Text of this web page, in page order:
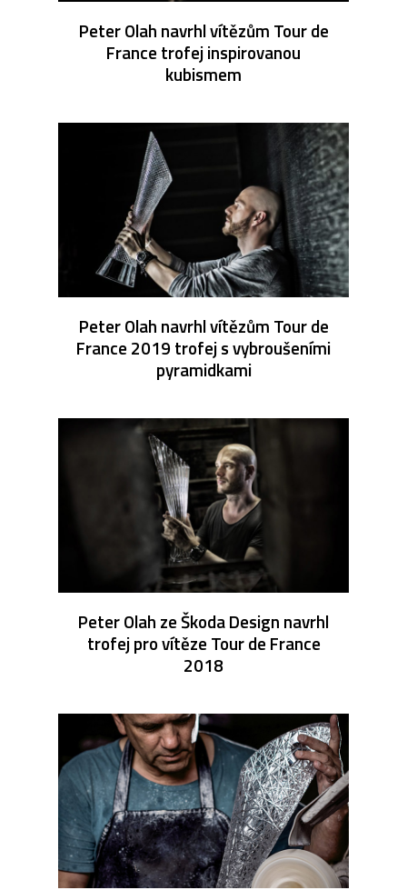
Peter Olah navrhl vítězům Tour de
France trofej inspirovanou
kubismem
Peter Olah navrhl vítězům Tour de
France 2019 trofej s vybroušeními
pyramidkami
Peter Olah ze Škoda Design navrhl
trofej pro vítěze Tour de France
2018